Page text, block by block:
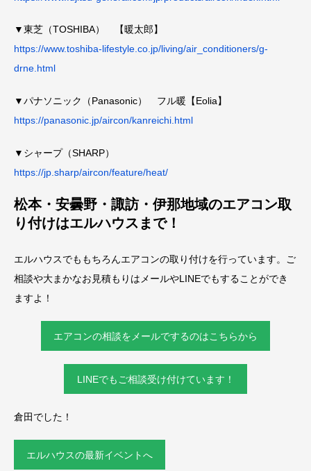
▼東芝（TOSHIBA） 【暖太郎】
https://www.toshiba-lifestyle.co.jp/living/air_conditioners/g-
drne.html
▼パナソニック（Panasonic） フル暖【Eolia】
https://panasonic.jp/aircon/kanreichi.html
▼シャープ（SHARP）
https://jp.sharp/aircon/feature/heat/
松本・安曇野・諏訪・伊那地域のエアコン取
り付けはエルハウスまで！
エルハウスでももちろんエアコンの取り付けを行っています。ご
相談や大まかなお見積もりはメールやLINEでもすることができ
ますよ！
エアコンの相談をメールでするのはこちらから
LINEでもご相談受け付けています！
倉田でした！
エルハウスの最新イベントへ